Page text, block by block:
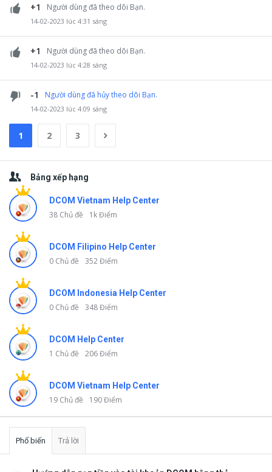
+1 Người dùng đã theo dõi Bạn.
14-02-2023 lúc 4:31 sáng
+1 Người dùng đã theo dõi Bạn.
14-02-2023 lúc 4:28 sáng
-1 Người dùng đã hủy theo dõi Bạn.
14-02-2023 lúc 4:09 sáng
1 2 3
Thanh
bên
Bảng xếp hạng
DCOM Vietnam Help Center
38 Chủ đề 1k Điểm
DCOM Filipino Help Center
0 Chủ đề 352 Điểm
DCOM Indonesia Help Center
0 Chủ đề 348 Điểm
DCOM Help Center
1 Chủ đề 206 Điểm
DCOM Vietnam Help Center
19 Chủ đề 190 Điểm
Phổ biến Trả lời